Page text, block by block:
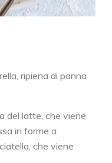
ripiena di panna
del latte, che viene
in forme a
che viene